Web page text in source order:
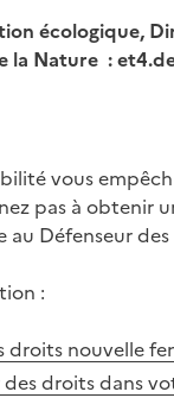
écologique,
la Nature :
vous
pas à
au Défenseur
:
droits nouvelle
droits dans